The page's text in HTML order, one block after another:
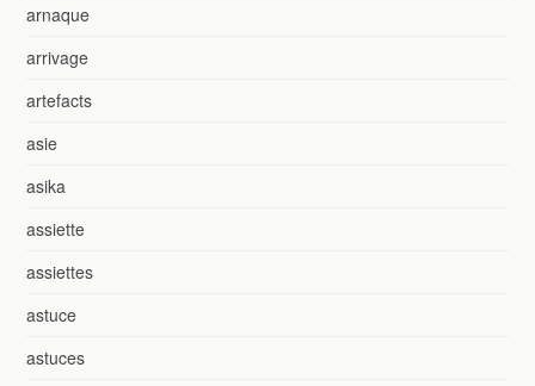
arnaque
arrivage
artefacts
asie
asika
assiette
assiettes
astuce
astuces